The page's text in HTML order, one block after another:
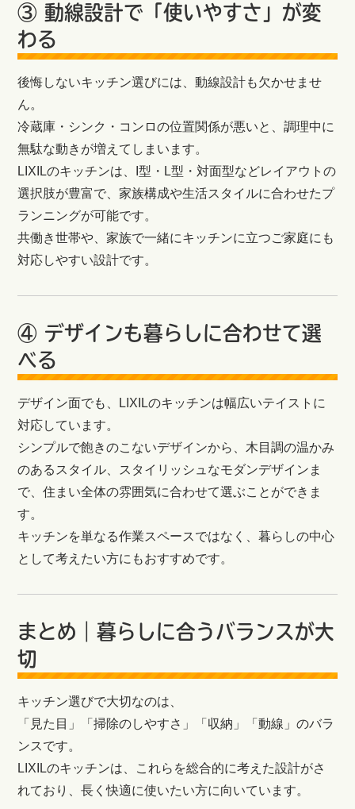
③ 動線設計で「使いやすさ」が変
わる
後悔しないキッチン選びには、動線設計も欠かせませ
ん。
冷蔵庫・シンク・コンロの位置関係が悪いと、調理中に
無駄な動きが増えてしまいます。
LIXILのキッチンは、I型・L型・対面型などレイアウトの
選択肢が豊富で、家族構成や生活スタイルに合わせたプ
ランニングが可能です。
共働き世帯や、家族で一緒にキッチンに立つご家庭にも
対応しやすい設計です。
④ デザインも暮らしに合わせて選
べる
デザイン面でも、LIXILのキッチンは幅広いテイストに
対応しています。
シンプルで飽きのこないデザインから、木目調の温かみ
のあるスタイル、スタイリッシュなモダンデザインま
で、住まい全体の雰囲気に合わせて選ぶことができま
す。
キッチンを単なる作業スペースではなく、暮らしの中心
として考えたい方にもおすすめです。
まとめ｜暮らしに合うバランスが大
切
キッチン選びで大切なのは、
「見た目」「掃除のしやすさ」「収納」「動線」のバラ
ンスです。
LIXILのキッチンは、これらを総合的に考えた設計がさ
れており、長く快適に使いたい方に向いています。